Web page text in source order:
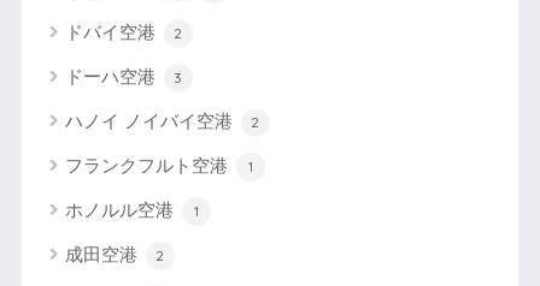
ドバイ空港 2
ドーハ空港 3
ハノイ ノイバイ空港 2
フランクフルト空港 1
ホノルル空港 1
成田空港 2